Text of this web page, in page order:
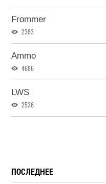
Frommer
2383
Ammo
4686
LWS
2526
ПОСЛЕДНЕЕ